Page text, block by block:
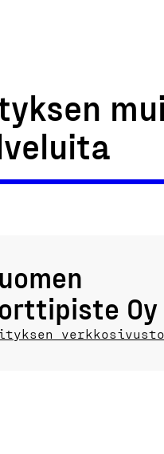
Oy
verkkosivusto